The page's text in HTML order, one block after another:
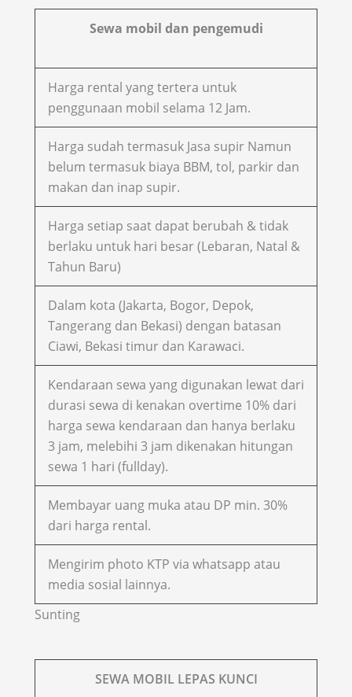
Sunting
Sewa mobil dan pengemudi
Harga rental yang tertera untuk
penggunaan mobil selama 12 Jam.
Harga sudah termasuk Jasa supir Namun
belum termasuk biaya BBM, tol, parkir dan
makan dan inap supir.
Harga setiap saat dapat berubah & tidak
berlaku untuk hari besar (Lebaran, Natal &
Tahun Baru)
Dalam kota (Jakarta, Bogor, Depok,
Tangerang dan Bekasi) dengan batasan
Ciawi, Bekasi timur dan Karawaci.
Kendaraan sewa yang digunakan lewat dari
durasi sewa di kenakan overtime 10% dari
harga sewa kendaraan dan hanya berlaku
3 jam, melebihi 3 jam dikenakan hitungan
sewa 1 hari (fullday).
Membayar uang muka atau DP min. 30%
dari harga rental.
Mengirim photo KTP via whatsapp atau
media sosial lainnya.
SEWA MOBIL LEPAS KUNCI